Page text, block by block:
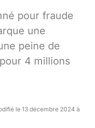
pour fraude
une
peine de
4 millions
le 13 décembre 2024 à